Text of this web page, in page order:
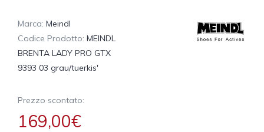
Marca: Meindl
Codice Prodotto: MEINDL
BRENTA LADY PRO GTX
9393 03 grau/tuerkis'
Prezzo scontato:
169,00€